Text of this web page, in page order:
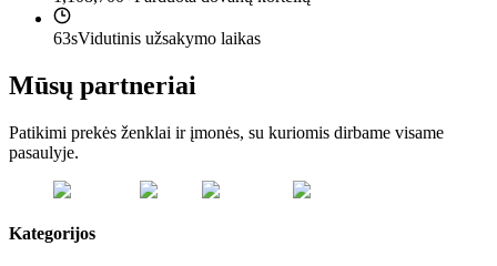
63sVidutinis užsakymo laikas
Mūsų partneriai
Patikimi prekės ženklai ir įmonės, su kuriomis dirbame visame
pasaulyje.
Kategorijos